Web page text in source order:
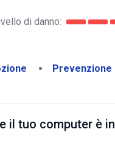
di danno:
Prevenzione
il tuo computer è